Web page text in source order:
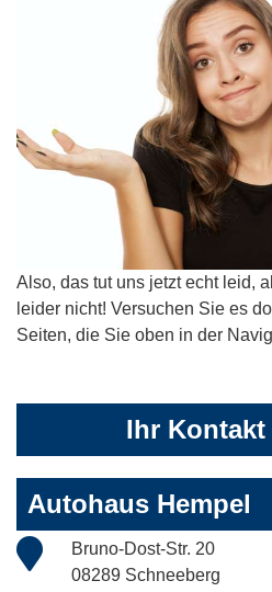
Also, das tut uns jetzt echt leid,
leider nicht! Versuchen Sie es
Seiten, die Sie oben in der
Ihr Kontakt
Autohaus Hempel
Bruno-Dost-Str. 20
08289 Schneeberg